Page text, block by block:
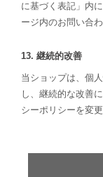
に基づく表記」内
ージ内のお問い合
13. 継続的改善
当ショップは、個
し、継続的な改善
シーポリシーを変